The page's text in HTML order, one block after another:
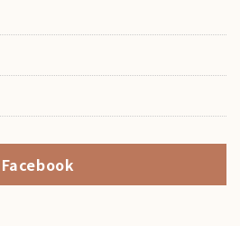
Facebook